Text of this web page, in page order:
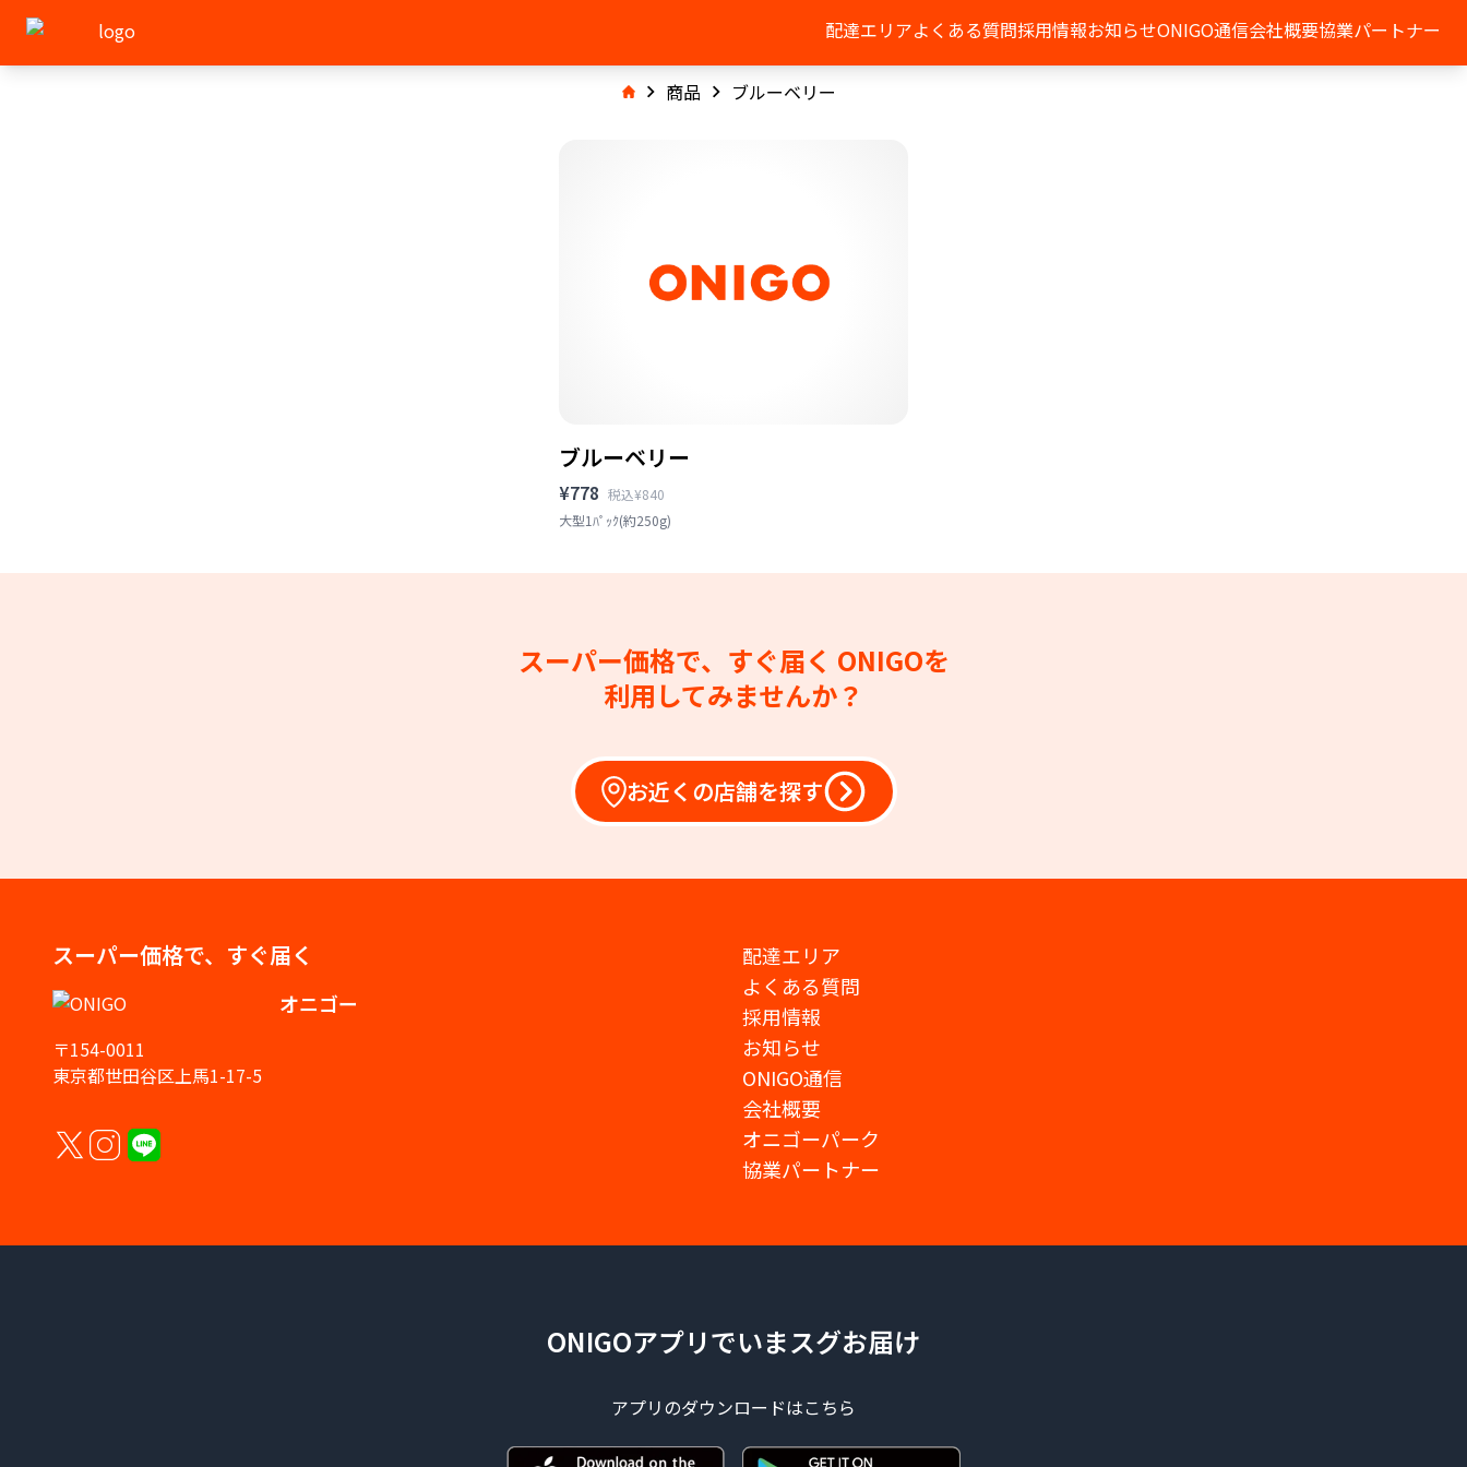
配達エリアよくある質問採用情報お知らせONIGO通信会社概要協業パートナー
商品 ブルーベリー
ブルーベリー
¥778 税込¥840
大型1ﾊﾟｯｸ(約250g)
スーパー価格で、すぐ届く ONIGOを
利用してみませんか？
お近くの店舗を探す
スーパー価格で、すぐ届く
オニゴー
〒154-0011
東京都世田谷区上馬1-17-5
配達エリア
よくある質問
採用情報
お知らせ
ONIGO通信
会社概要
オニゴーパーク
協業パートナー
ONIGOアプリでいまスグお届け
アプリのダウンロードはこちら